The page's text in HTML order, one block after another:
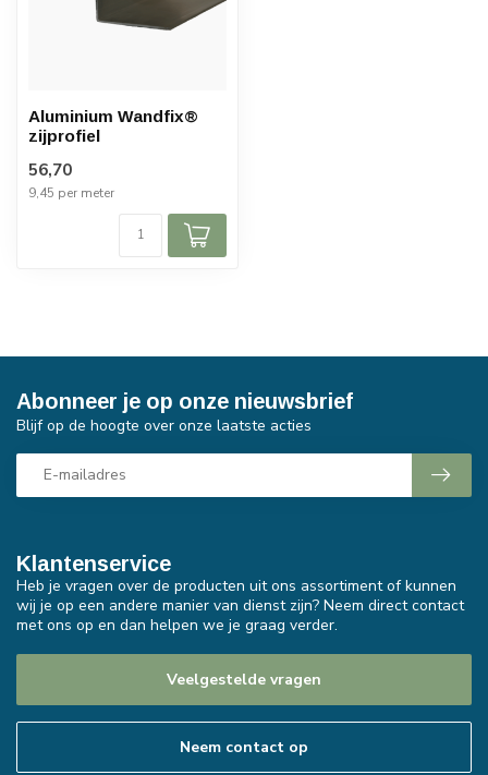
Aluminium Wandfix®
zijprofiel
56,70
9,45 per meter
Klantenservice
Heb je vragen over de producten uit ons assortiment of kunnen
wij je op een andere manier van dienst zijn? Neem direct contact
met ons op en dan helpen we je graag verder.
Veelgestelde vragen
Neem contact op
Abonneer je op onze nieuwsbrief
Blijf op de hoogte over onze laatste acties